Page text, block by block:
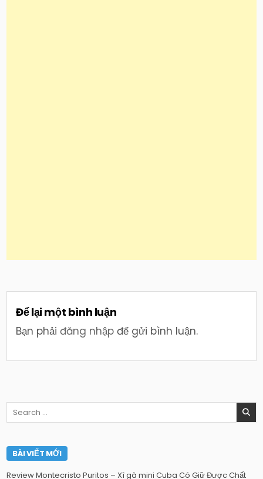
Để lại một bình luận
Bạn phảiđăng nhập để gửi bình luận.
Search
BÀI VIẾT MỚI
Review Montecristo Puritos – Xì gà mini Cuba Có Giữ Được Chất